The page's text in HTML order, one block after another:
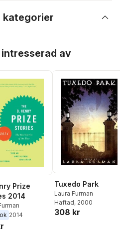
kategorier
av
Prize
2014
2014
Tuxedo Park
Laura Furman
Häftad, 2000
308 kr